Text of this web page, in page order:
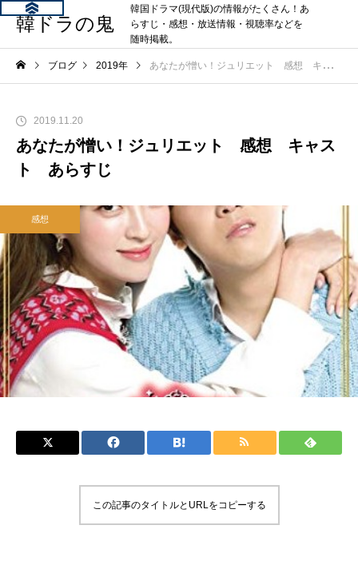
韓ドラの鬼
韓国ドラマ(現代版)の情報がたくさん！あ
らすじ・感想・放送情報・視聴率などを
随時掲載。
ブログ 2019年 あなたが憎い！ジュリエット 感想 キャスト あらすじ
2019.11.20
あなたが憎い！ジュリエット 感想 キャス
ト あらすじ
感想
この記事のタイトルとURLをコピーする